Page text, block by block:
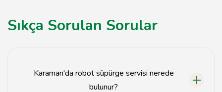
Sıkça Sorulan Sorular
Karaman'da robot süpürge servisi nerede
bulunur?